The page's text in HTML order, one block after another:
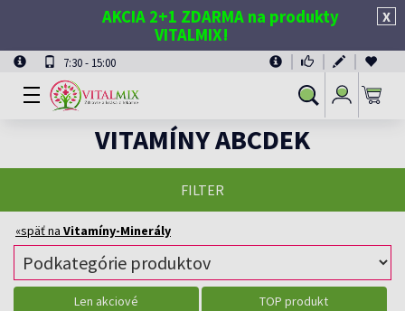
X
AKCIA 2+1 ZDARMA na produkty
VITALMIX!
7:30 - 15:00
Vyhľadávanie
Prihlásiť
sa
VITAMÍNY ABCDEK
FILTER
«späť na Vitamíny-Minerály
Len akciové
TOP produkt